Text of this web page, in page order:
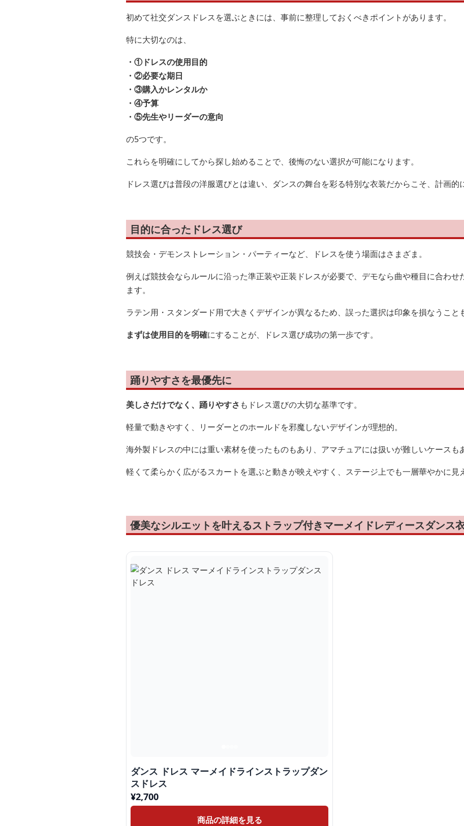
初めて社交ダンスドレスを選ぶときには、事前に整理しておくべきポイントがあります。
特に大切なのは、
・①ドレスの使用目的
・②必要な期日
・③購入かレンタルか
・④予算
・⑤先生やリーダーの意向
の5つです。
これらを明確にしてから探し始めることで、後悔のない選択が可能になります。
ドレス選びは普段の洋服選びとは違い、ダンスの舞台を彩る特別な衣装だからこそ、計画的
目的に合ったドレス選び
競技会・デモンストレーション・パーティーなど、ドレスを使う場面はさまざま。
例えば競技会ならルールに沿った準正装や正装ドレスが必要で、デモなら曲や種目に合わせ
ます。
ラテン用・スタンダード用で大きくデザインが異なるため、誤った選択は印象を損なうこと
まずは使用目的を明確にすることが、ドレス選び成功の第一歩です。
踊りやすさを最優先に
美しさだけでなく、踊りやすさ もドレス選びの大切な基準です。
軽量で動きやすく、リーダーとのホールドを邪魔しないデザインが理想的。
海外製ドレスの中には重い素材を使ったものもあり、アマチュアには扱いが難しいケースも
軽くて柔らかく広がるスカートを選ぶと動きが映えやすく、ステージ上でも一層華やかに見
優美なシルエットを叶えるストラップ付きマーメイドレディースダンス
ダンス ドレス マーメイドラインストラップダン
スドレス
¥2,700
商品の詳細を見る